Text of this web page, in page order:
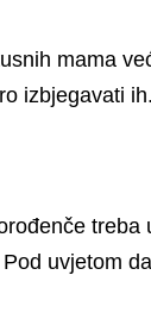
mama
izbjegavati ih.
uvjetom